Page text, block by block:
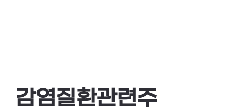
감염질환관련주